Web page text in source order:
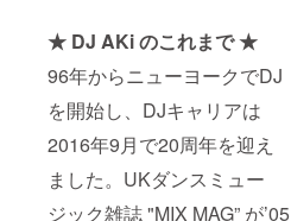
★ DJ AKi のこれまで ★
96年からニューヨークでDJ
を開始し、DJキャリアは
2016年9月で20周年を迎え
ました。UKダンスミュー
ジック雑誌 "MIX MAG” が’05